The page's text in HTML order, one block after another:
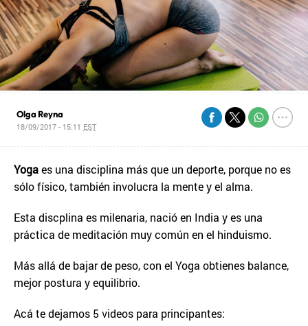
Olga Reyna
18/09/2017 - 15:11 EST
Yogaes una disciplina más que un deporte, porque no es
sólo físico, también involucra la mente y el alma.
Esta discplina es milenaria, nació en India y es una
práctica de meditación muy común en el hinduismo.
Más allá de bajar de peso, con el Yoga obtienes balance,
mejor postura y equilibrio.
Acá te dejamos 5 videos para principantes: